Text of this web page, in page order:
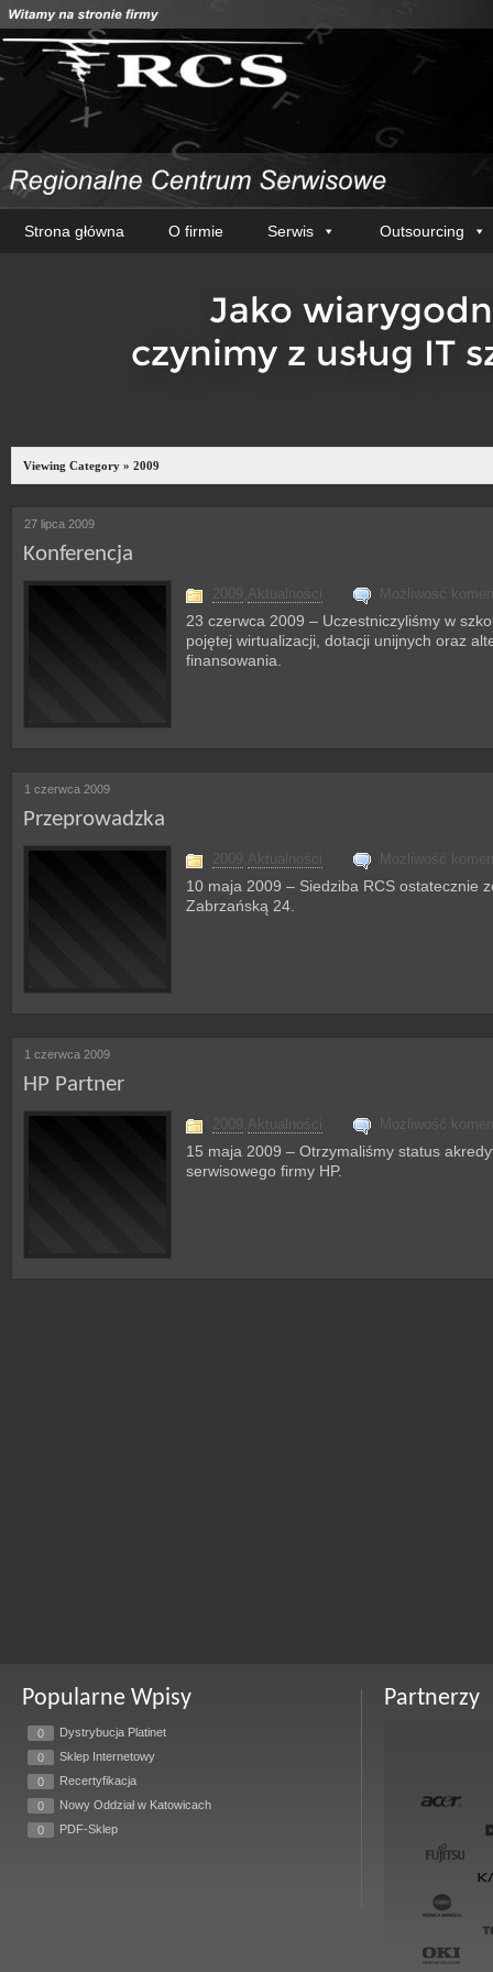
Strona główna O firmie Serwis Outsourcing
Viewing Category » 2009
27 lipca 2009
Konferencja
2009 Aktualności Możliwość
23 czerwca 2009 – Uczestniczyliśmy w
pojętej wirtualizacji, dotacji unijnych oraz
finansowania.
1 czerwca 2009
Przeprowadzka
2009 Aktualności Możliwość
10 maja 2009 – Siedziba RCS ostatecznie
Zabrzańską 24.
1 czerwca 2009
HP Partner
2009 Aktualności Możliwość
15 maja 2009 – Otrzymaliśmy status
serwisowego firmy HP.
Popularne Wpisy
0
Dystrybucja Platinet
0
Sklep Internetowy
0
Recertyfikacja
0
Nowy Oddział w Katowicach
0
PDF-Sklep
Partnerzy